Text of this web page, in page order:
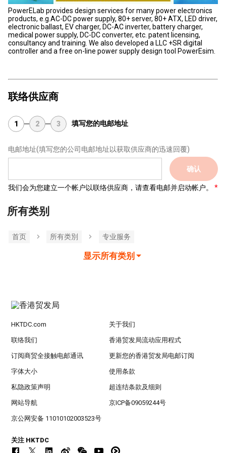
PowerELab provides design services for many power electronics
products, e.g.AC-DC power supply, 80+ server, 80+ ATX, LED driver,
electronic ballast, EV charger, DC-AC inverter, battery charger,
medical power supply, DC-DC converter, etc. patent licensing,
consultancy and training. We also developed a LLC +SR digital
controller and a free on-line power supply design tool PowerEsim.
联络供应商
1 2 3 填写您的电邮地址
电邮地址(填写您的公司电邮地址以获取供应商的迅速回覆)
确认
我们会为您建立一个帐户以联络供应商，请查看电邮并启动帐户。
所有类别
首页 所有类別 专业服务
显示所有类别
HKTDC.com 关于我们
联络我们 香港贸发局流动应用程式
订阅商贸全接触电邮通讯 更新您的香港贸发局电邮订阅
字体大小 使用条款
私隐政策声明 超连结条款及细则
网站导航 京ICP备09059244号
京公网安备 11010102003523号
关注 HKTDC